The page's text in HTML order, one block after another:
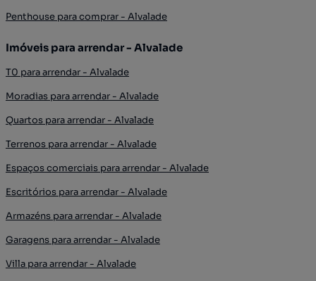
Penthouse para comprar - Alvalade
Imóveis para arrendar - Alvalade
T0 para arrendar - Alvalade
Moradias para arrendar - Alvalade
Quartos para arrendar - Alvalade
Terrenos para arrendar - Alvalade
Espaços comerciais para arrendar - Alvalade
Escritórios para arrendar - Alvalade
Armazéns para arrendar - Alvalade
Garagens para arrendar - Alvalade
Villa para arrendar - Alvalade